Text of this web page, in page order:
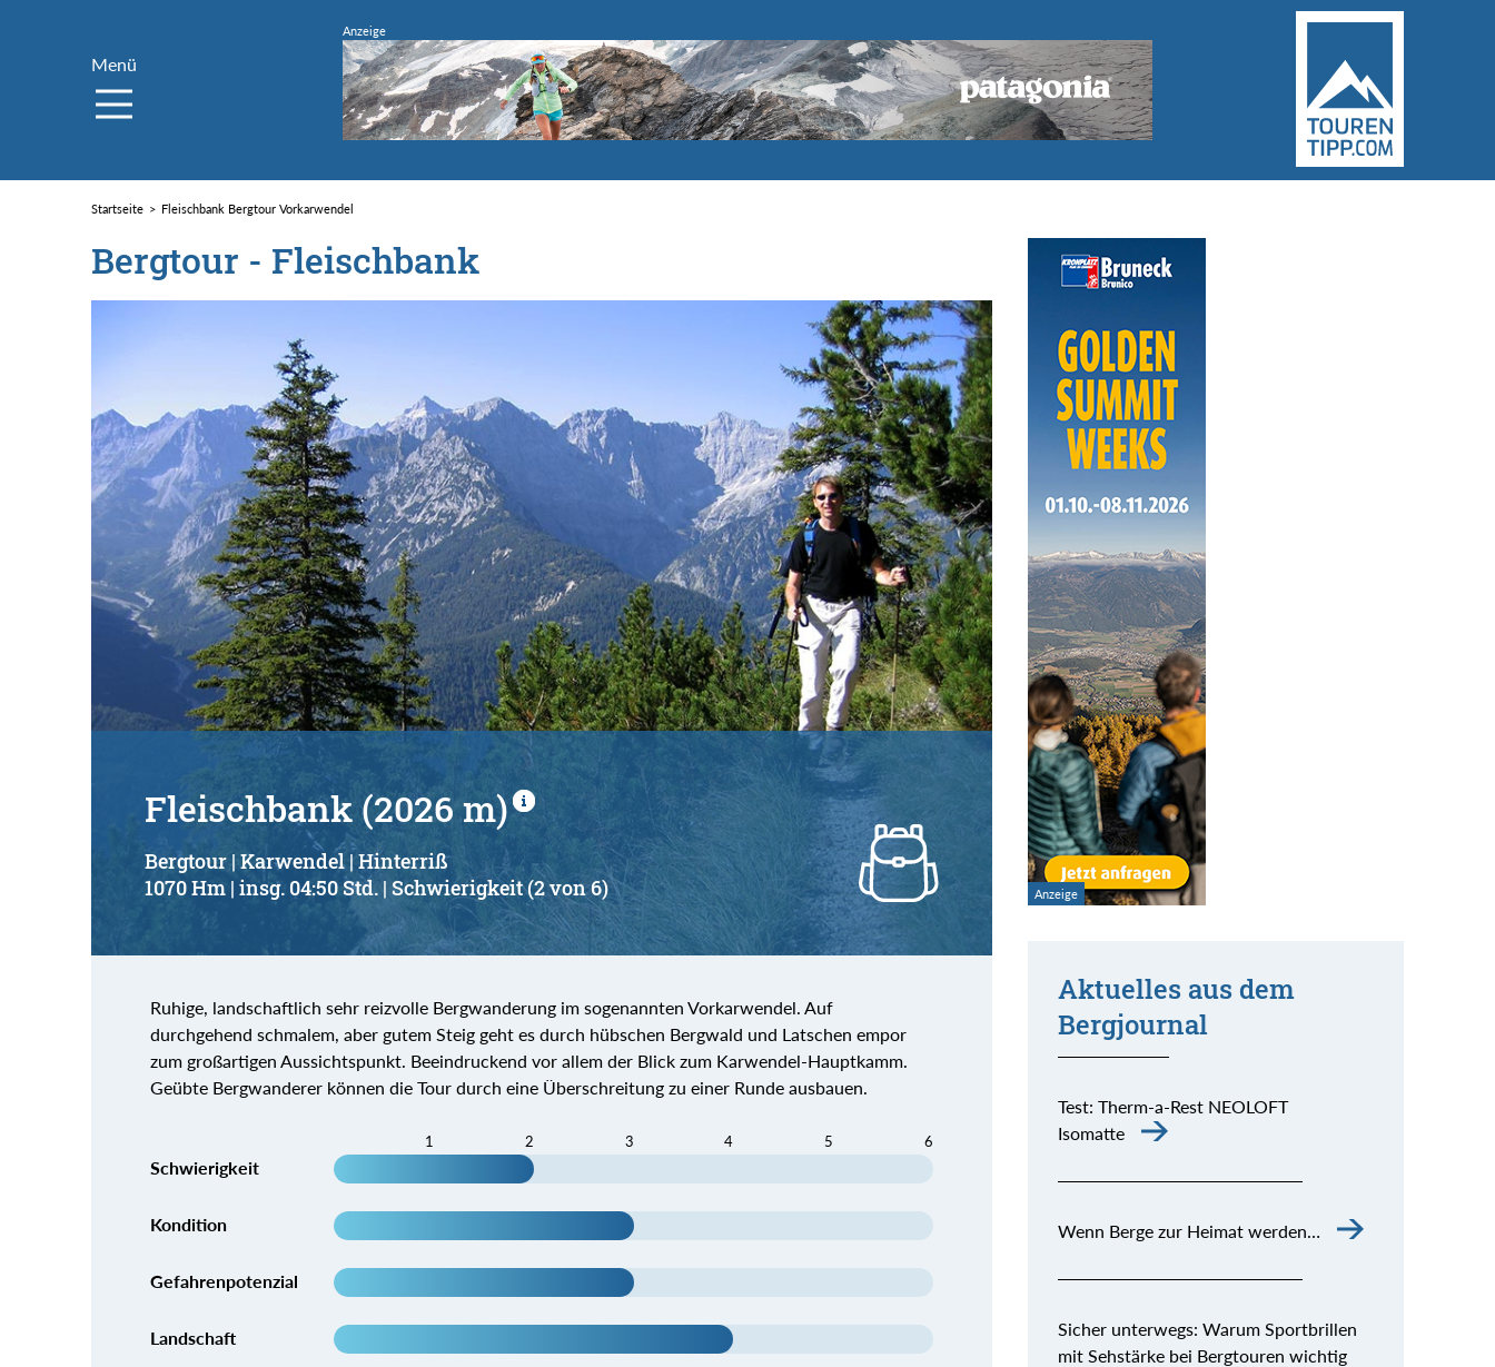
Menü
Startseite Fleischbank Bergtour Vorkarwendel
Bergtour - Fleischbank
Fleischbank (2026 m)
Bergtour | Karwendel | Hinterriß
1070 Hm | insg. 04:50 Std. | Schwierigkeit (2 von 6)
Ruhige, landschaftlich sehr reizvolle Bergwanderung im sogenannten Vorkarwendel. Auf
durchgehend schmalem, aber gutem Steig geht es durch hübschen Bergwald und Latschen empor
zum großartigen Aussichtspunkt. Beeindruckend vor allem der Blick zum Karwendel-Hauptkamm.
Geübte Bergwanderer können die Tour durch eine Überschreitung zu einer Runde ausbauen.
1 2 3 4 5 6
Schwierigkeit
Kondition
Gefahrenpotenzial
Landschaft
Aktuelles aus dem
Bergjournal
Test: Therm-a-Rest NEOLOFT
Isomatte
Wenn Berge zur Heimat werden…
Sicher unterwegs: Warum Sportbrillen
mit Sehstärke bei Bergtouren wichtig